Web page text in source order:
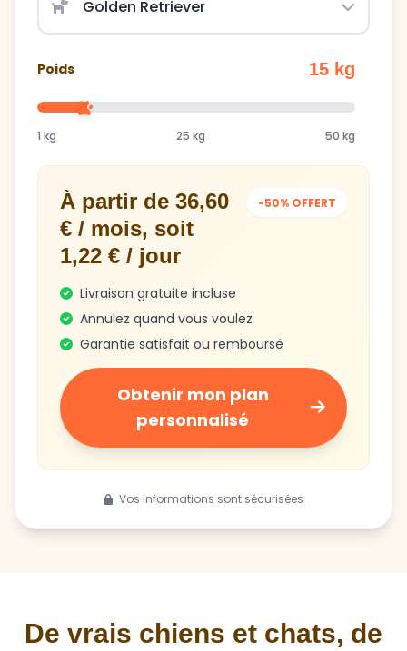
Poids 15 kg
1 kg 25 kg 50 kg
À partir de 36,60
€ / mois, soit
1,22 € / jour
-50% OFFERT
Livraison gratuite incluse
Annulez quand vous voulez
Garantie satisfait ou remboursé
Obtenir mon plan
personnalisé
Vos informations sont sécurisées
De vrais chiens et chats, de